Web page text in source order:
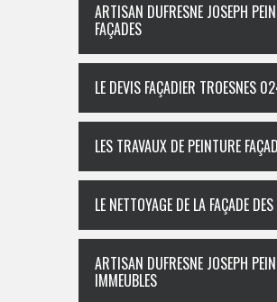
ARTISAN DUFRESNE JOSEPH
FAÇADES
LE DEVIS FAÇADIER TROESNES
LES TRAVAUX DE PEINTURE
LE NETTOYAGE DE LA FAÇADE
ARTISAN DUFRESNE JOSEPH
IMMEUBLES